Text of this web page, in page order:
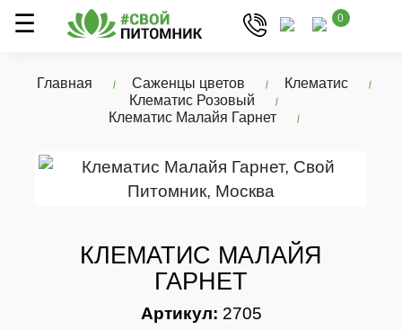
0
Главная Саженцы цветов
Клематис
Клематис Розовый
Клематис Малайя Гарнет
КЛЕМАТИС МАЛАЙЯ
ГАРНЕТ
Артикул: 2705